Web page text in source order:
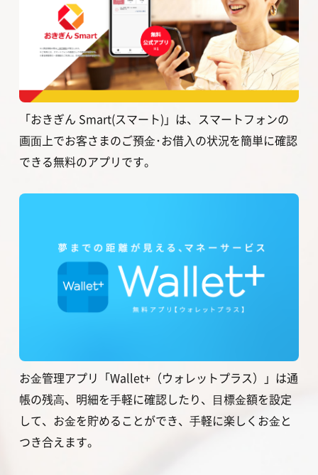
「おきぎん Smart(スマート)」は、スマートフォンの
画⾯上でお客さまのご預⾦･お借⼊の状況を簡単に確認
できる無料のアプリです。
お⾦管理アプリ「Wallet+（ウォレットプラス）」は通
帳の残⾼、明細を⼿軽に確認したり、⽬標⾦額を設定
して、お⾦を貯めることができ、⼿軽に楽しくお⾦と
つき合えます。